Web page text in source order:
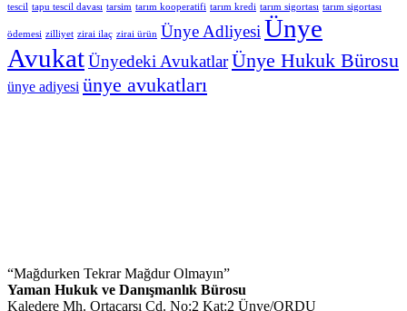
tescil tapu tescil davası tarsim tarım kooperatifi tarım kredi tarım sigortası tarım sigortası
ödemesi zilliyet zirai ilaç zirai ürün Ünye Adliyesi Ünye
AvukatÜnyedeki AvukatlarÜnye Hukuk Bürosu
ünye adiyesi ünye avukatları
“Mağdurken Tekrar Mağdur Olmayın”
Yaman Hukuk ve Danışmanlık Bürosu
Kaledere Mh. Ortaçarşı Cd. No:2 Kat:2 Ünye/ORDU